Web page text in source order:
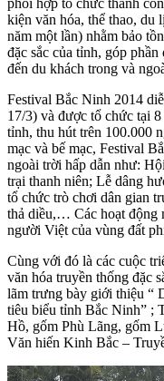
kiện văn hóa, thể thao,
năm một lần) nhằm bảo
đặc sắc của tỉnh, góp
đến du khách trong và
Festival Bắc Ninh 2014
17/3) và được tổ chức tại
tỉnh, thu hút trên 100.000
mạc và bế mạc, Festival
ngoài trời hấp dẫn như:
trại thanh niên; Lễ dâng
tổ chức trò chơi dân gian
thả diều,… Các hoạt động
người Việt của vùng đất
Cùng với đó là các cuộc
văn hóa truyền thống đặc
lãm trưng bày giới thiệu “
tiêu biểu tỉnh Bắc Ninh” ;
Hồ, gốm Phù Lãng, gốm
Văn hiến Kinh Bắc –